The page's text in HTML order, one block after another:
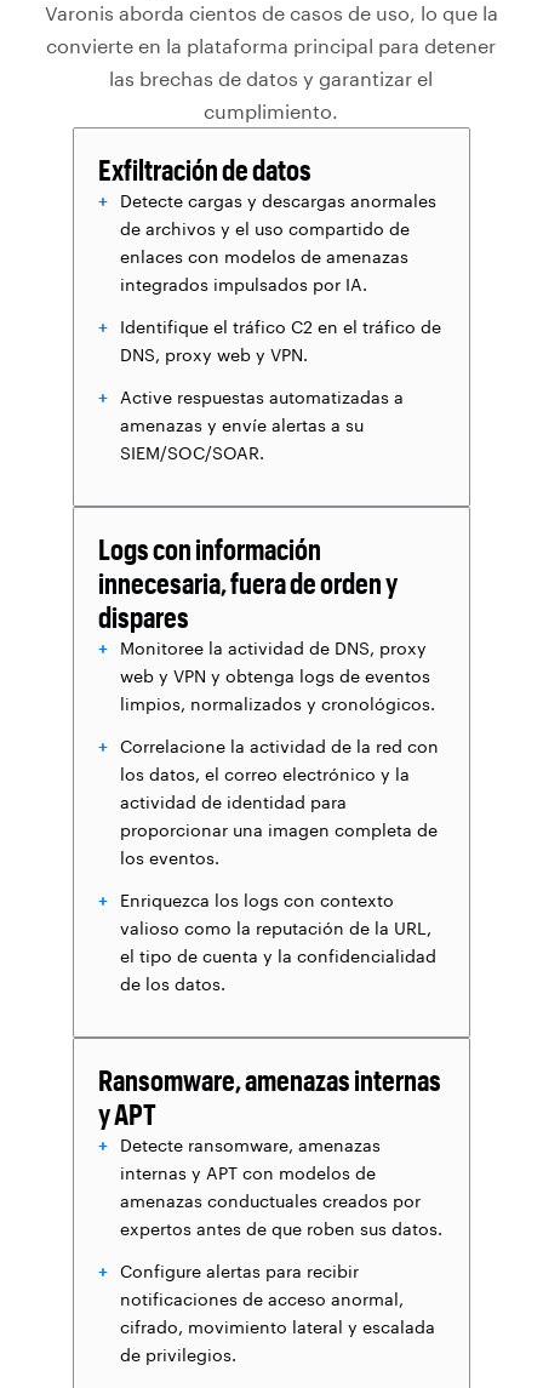
Varonis aborda cientos de casos de uso, lo que la
convierte en la plataforma principal para detener
las brechas de datos y garantizar el
cumplimiento.
Exfiltración de datos
Detecte cargas y descargas anormales
de archivos y el uso compartido de
enlaces con modelos de amenazas
integrados impulsados por IA.
Identifique el tráfico C2 en el tráfico de
DNS, proxy web y VPN.
Active respuestas automatizadas a
amenazas y envíe alertas a su
SIEM/SOC/SOAR.
Logs con información
innecesaria, fuera de orden y
dispares
Monitoree la actividad de DNS, proxy
web y VPN y obtenga logs de eventos
limpios, normalizados y cronológicos.
Correlacione la actividad de la red con
los datos, el correo electrónico y la
actividad de identidad para
proporcionar una imagen completa de
los eventos.
Enriquezca los logs con contexto
valioso como la reputación de la URL,
el tipo de cuenta y la confidencialidad
de los datos.
Ransomware, amenazas internas
y APT
Detecte ransomware, amenazas
internas y APT con modelos de
amenazas conductuales creados por
expertos antes de que roben sus datos.
Configure alertas para recibir
notificaciones de acceso anormal,
cifrado, movimiento lateral y escalada
de privilegios.